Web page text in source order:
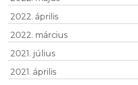
2022. április
2022. március
2021. július
2021. április